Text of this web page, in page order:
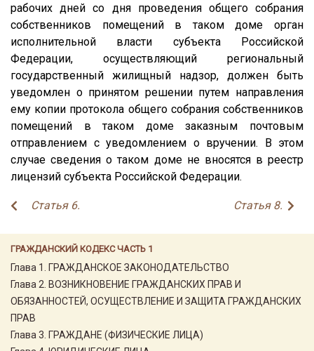
ГРАЖДАНСКИЙ КОДЕКС ЧАСТЬ 1
Глава 1. ГРАЖДАНСКОЕ ЗАКОНОДАТЕЛЬСТВО
Глава 2. ВОЗНИКНОВЕНИЕ ГРАЖДАНСКИХ ПРАВ И
ОБЯЗАННОСТЕЙ, ОСУЩЕСТВЛЕНИЕ И ЗАЩИТА ГРАЖДАНСКИХ
ПРАВ
Глава 3. ГРАЖДАНЕ (ФИЗИЧЕСКИЕ ЛИЦА)
рабочих дней со дня проведения общего собрания
собственников помещений в таком доме орган
исполнительной власти субъекта Российской
Федерации, осуществляющий региональный
государственный жилищный надзор, должен быть
уведомлен о принятом решении путем направления
ему копии протокола общего собрания собственников
помещений в таком доме заказным почтовым
отправлением с уведомлением о вручении. В этом
случае сведения о таком доме не вносятся в реестр
лицензий субъекта Российской Федерации.
Статья 6. Статья 8.